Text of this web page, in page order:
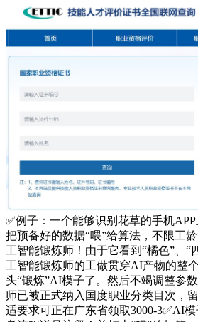
✅例子：一个能够识别花草的手机APP
把预备好的数据“喂”给算法，不限工
工智能锻炼师！由于它看到“橘色”、“
工智能锻炼师的工做贯穿AI产物的整
头“锻炼”AI模子了。然后不竭调整参
师已被正式纳入国度职业分类目次，
适要求可正在广东省领取3000-3✅AI